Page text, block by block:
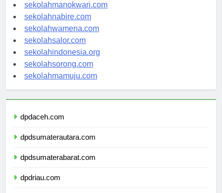
sekolahmanokwari.com
sekolahnabire.com
sekolahwamena.com
sekolahsalor.com
sekolahindonesia.org
sekolahsorong.com
sekolahmamuju.com
dpdaceh.com
dpdsumaterautara.com
dpdsumaterabarat.com
dpdriau.com